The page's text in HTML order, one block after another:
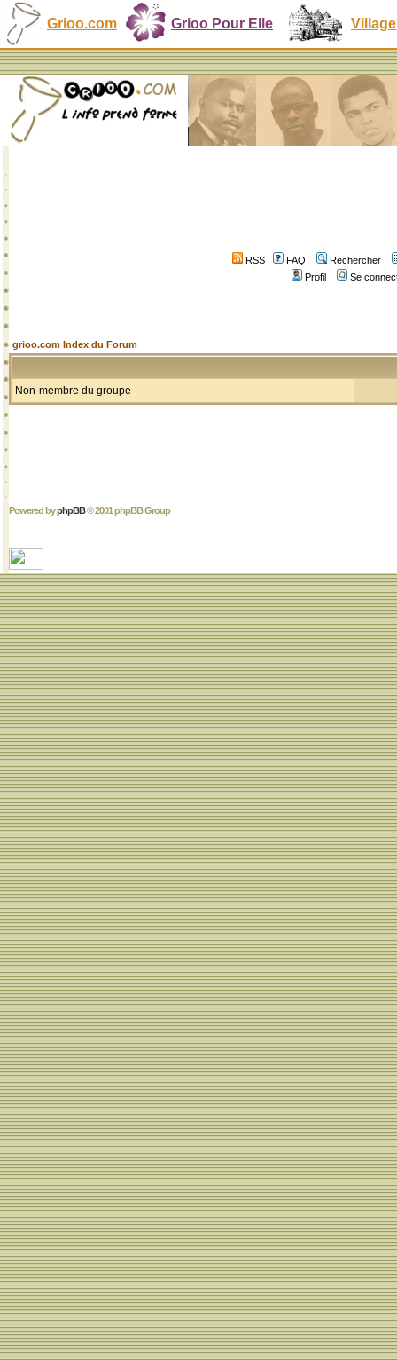
Grioo.com Grioo Pour Elle Village
RSS FAQ
Rechercher
Profil
Se
grioo.com Index du Forum
Non-membre du groupe
Powered byphpBB© 2001 phpBB Group